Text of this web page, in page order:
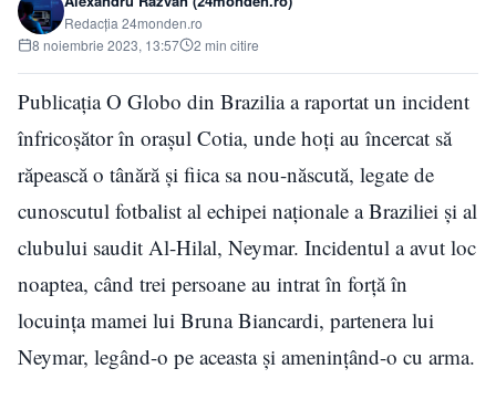
Redacția 24monden.ro
8 noiembrie 2023, 13:57
2 min citire
Publicația O Globo din Brazilia a raportat un incident
înfricoșător în orașul Cotia, unde hoți au încercat să
răpească o tânără și fiica sa nou-născută, legate de
cunoscutul fotbalist al echipei naționale a Braziliei și al
clubului saudit Al-Hilal, Neymar. Incidentul a avut loc
noaptea, când trei persoane au intrat în forță în
locuința mamei lui Bruna Biancardi, partenera lui
Neymar, legând-o pe aceasta și amenințând-o cu arma.